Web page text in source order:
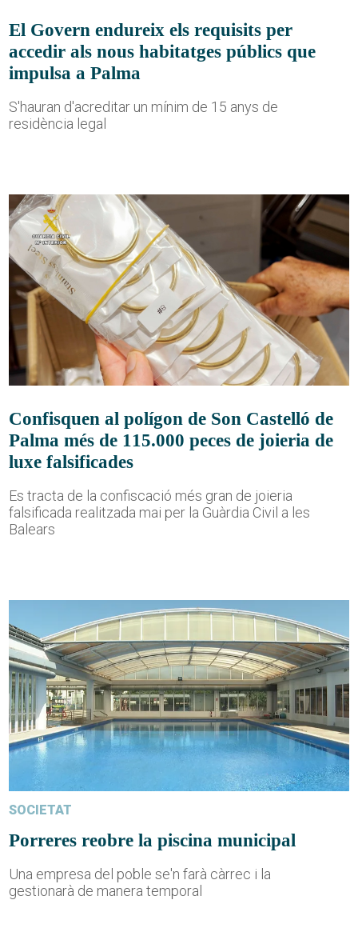
El Govern endureix els requisits per
accedir als nous habitatges públics que
impulsa a Palma
S'hauran d'acreditar un mínim de 15 anys de
residència legal
Confisquen al polígon de Son Castelló de
Palma més de 115.000 peces de joieria de
luxe falsificades
Es tracta de la confiscació més gran de joieria
falsificada realitzada mai per la Guàrdia Civil a les
Balears
SOCIETAT
Porreres reobre la piscina municipal
Una empresa del poble se'n farà càrrec i la
gestionarà de manera temporal